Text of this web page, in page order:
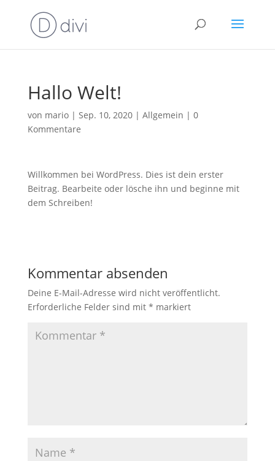
Hallo Welt!
von mario| Sep. 10, 2020| Allgemein | 0
Kommentare
Willkommen bei WordPress. Dies ist dein erster
Beitrag. Bearbeite oder lösche ihn und beginne mit
dem Schreiben!
Kommentar absenden
Deine E-Mail-Adresse wird nicht veröffentlicht.
Erforderliche Felder sind mit * markiert